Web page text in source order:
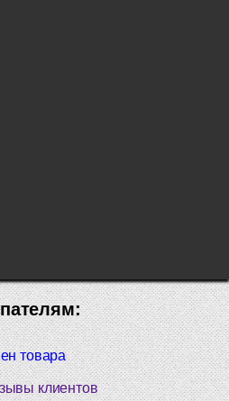
товара
клиентов